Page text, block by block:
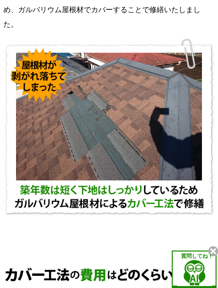
め、ガルバリウム屋根材でカバーすることで修繕いたしまし
た。
質問してね！